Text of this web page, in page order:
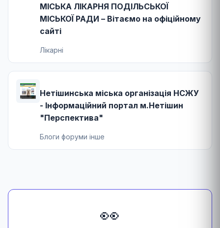
МІСЬКА ЛІКАРНЯ ПОДІЛЬСЬКОЇ
МІСЬКОЇ РАДИ – Вітаємо на офіційному
сайті
Лікарні
Нетішинська міська організація НСЖУ
- Інформаційний портал м.Нетішин
"Перспектива"
Блоги форуми інше
👀